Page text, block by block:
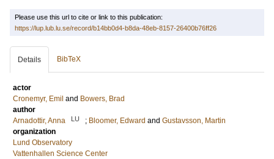
Please use this url to cite or link to this publication:
https://lup.lub.lu.se/record/b14bb0d4-b8da-48eb-8157-26400b76ff26
Details BibTeX
actor
Cronemyr, Emil and Bowers, Brad
author
Arnadottir, Anna
LU ; Bloomer, Edward and Gustavsson, Martin
organization
Lund Observatory
Vattenhallen Science Center